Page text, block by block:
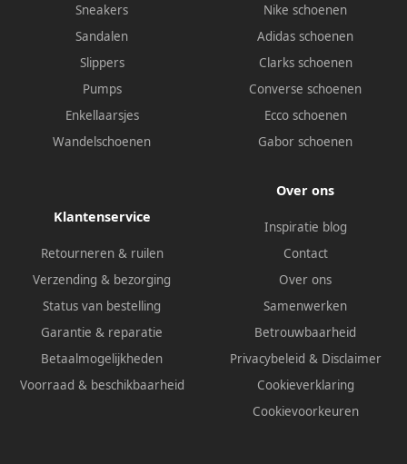
Sneakers
Sandalen
Slippers
Pumps
Enkellaarsjes
Wandelschoenen
Nike schoenen
Adidas schoenen
Clarks schoenen
Converse schoenen
Ecco schoenen
Gabor schoenen
Klantenservice
Retourneren & ruilen
Verzending & bezorging
Status van bestelling
Garantie & reparatie
Betaalmogelijkheden
Voorraad & beschikbaarheid
Over ons
Inspiratie blog
Contact
Over ons
Samenwerken
Betrouwbaarheid
Privacybeleid & Disclaimer
Cookieverklaring
Cookievoorkeuren